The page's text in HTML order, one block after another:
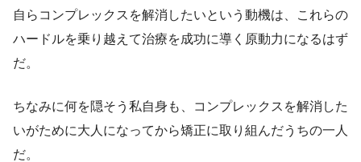
自らコンプレックスを解消したいという動機は、これらの
ハードルを乗り越えて治療を成功に導く原動力になるはず
だ。
ちなみに何を隠そう私自身も、コンプレックスを解消した
いがために大人になってから矯正に取り組んだうちの一人
だ。